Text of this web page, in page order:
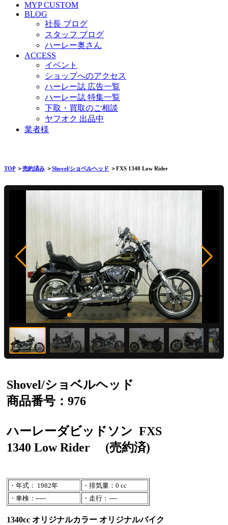
MYP CUSTOM
BLOG
社長 ブログ
スタッフ ブログ
ハーレー奥さん
ACCESS
イベント
ショップへのアクセス
ハーレー誌 広告一覧
ハーレー誌 特集一覧
下取・買取のご相談
ヤフオク 出品中
業者様
TOP＞売約済み ＞Shovel/ショベルヘッド ＞FXS 1340 Low Rider
Shovel/ショベルヘッド
商品番号：976
ハーレーダビッドソン FXS
1340 Low Rider
(売約済)
・年式： 1982年
・排気量：0 cc
・車検：-----
・走行：----
1340cc オリジナルカラー オリジナルバイク